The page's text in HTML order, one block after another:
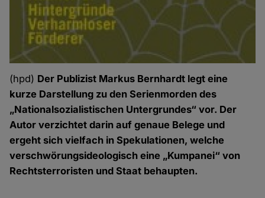
(hpd) Der Publizist Markus Bernhardt legt eine
kurze Darstellung zu den Serienmorden des
„Nationalsozialistischen Untergrundes“ vor. Der
Autor verzichtet darin auf genaue Belege und
ergeht sich vielfach in Spekulationen, welche
verschwörungsideologisch eine „Kumpanei“ von
Rechtsterroristen und Staat behaupten.